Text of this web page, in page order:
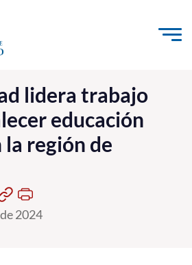
al contenido
e Innovación
lidera trabajo
educación
la región de
2024